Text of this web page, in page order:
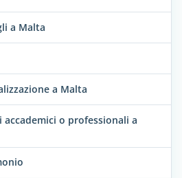
a Malta
a Malta
o professionali a